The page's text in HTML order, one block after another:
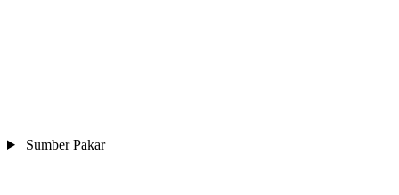
Sumber Pakar